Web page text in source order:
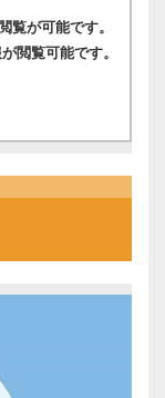
覧が可能です。
閲覧可能です。